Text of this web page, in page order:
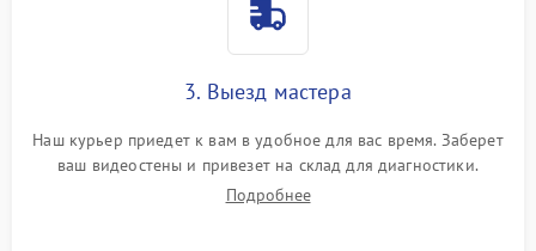
3. Выезд мастера
Наш курьер приедет к вам в удобное для вас время. Заберет
ваш видеостены и привезет на склад для диагностики.
Подробнее